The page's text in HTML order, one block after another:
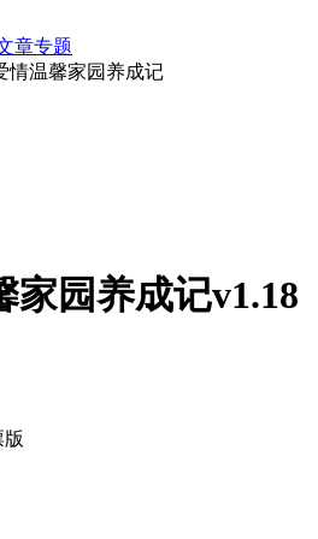
章专题
情温馨家园养成记
家园养成记v1.18